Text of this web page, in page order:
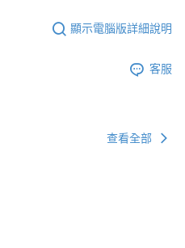
顯示電腦版詳細說明
客服
查看全部